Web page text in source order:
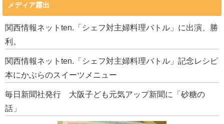
メディア露出
関西情報ネットten.「シェフ対主婦料理バトル」に出演、勝
利。
関西情報ネットten.「シェフ対主婦料理バトル」記念レシピ
本にかぶらのスイーツメニュー
毎日新聞社発行 大阪子ども元気アップ新聞に「砂糖の
話」